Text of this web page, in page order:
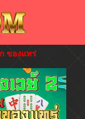
ของแทร่